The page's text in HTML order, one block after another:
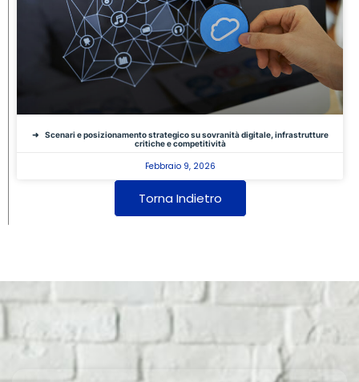
Scenari e posizionamento strategico su sovranità digitale, infrastrutture
critiche e competitività
Febbraio 9, 2026
Torna Indietro